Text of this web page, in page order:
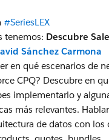
(Pardot), Madrid, ES
Galmes @Thaísa
Palma, ES @Admin
@User Group, Madrid, ES
Group, Madrid, ES
ES@Developer Group,
Group, Madrid, ES
#SeriesLEX
tenemos: Descubre
Sánchez Carmona
en qué escenarios de
CPQ? Descubre en
implementarlo y
más relevantes.
de datos con los